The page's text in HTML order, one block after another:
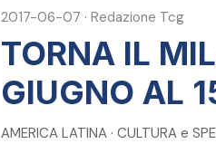
2017-06-07 · Redazione Tcg
TORNA IL
GIUGNO AL
AMERICA LATINA · CULTURA e